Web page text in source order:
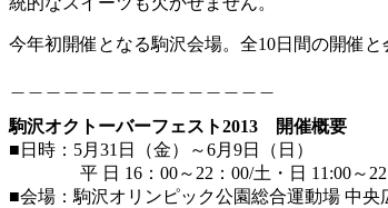
今年初開催となる駒沢会場。全10日間の開催
駒沢オクトーバーフェスト2013 開催概要
■日時：5月31日（金）～6月9日（日）
平 日 16：00～22：00/土・日 11:00～22
■会場：駒沢オリンピック公園総合運動場 中央